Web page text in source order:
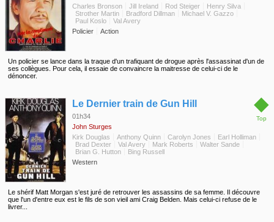
Charles Bronson
Jill Ireland Rod Steiger
Henry Silva
Strother Martin
Bradford Dillman
Michael V. Gazzo
Paul Koslo
Val Avery
Policier
Action
Un policier se lance dans la traque d'un trafiquant de drogue après l'assassinat d'un de
ses collègues. Pour cela, il essaie de convaincre la maitresse de celui-ci de le
dénoncer.
◆
Top
Le Dernier train de Gun Hill
01h34
John Sturges
Kirk Douglas
Anthony Quinn Carolyn Jones
Earl Holliman
Brad Dexter
Val Avery Mark Roberts
Walter Sande
Brian G. Hutton
Bing Russell
Western
Le shérif Matt Morgan s'est juré de retrouver les assassins de sa femme. Il découvre
que l'un d'entre eux est le fils de son vieil ami Craig Belden. Mais celui-ci refuse de le
livrer...